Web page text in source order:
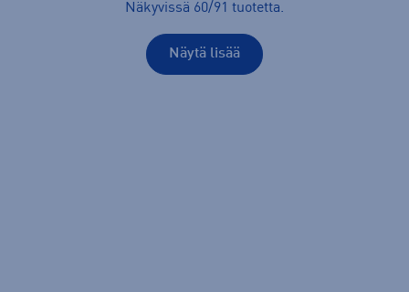
Näkyvissä 60/91 tuotetta.
Näytä lisää